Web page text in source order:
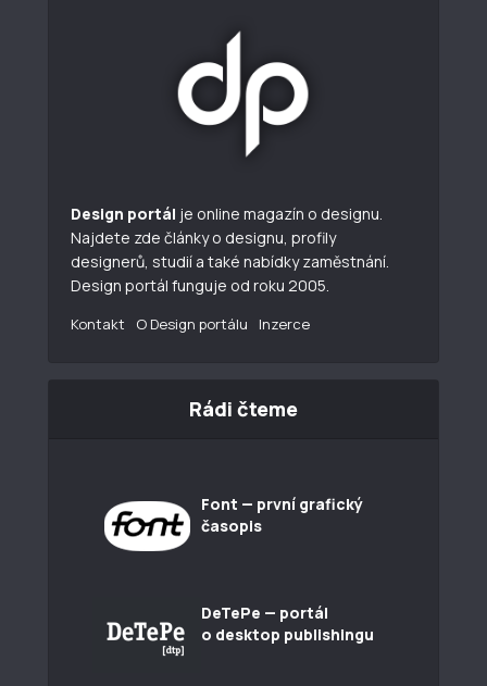
Design portál je online magazín o designu.
Najdete zde články o designu, profily
designerů, studií a také nabídky zaměstnání.
Design portál funguje od roku 2005.
Kontakt O Design portálu Inzerce
Rádi čteme
Font — první grafický
časopis
DeTePe — portál
o desktop publishingu